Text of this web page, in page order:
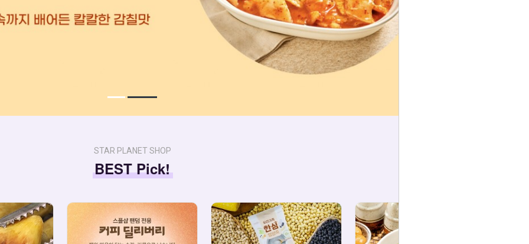
STAR PLANET SHOP
BEST Pick!